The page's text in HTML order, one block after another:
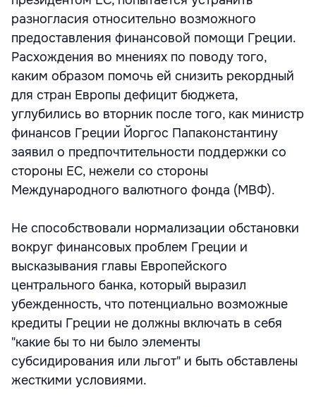
разногласия относительно возможного
предоставления финансовой помощи Греции.
Расхождения во мнениях по поводу того,
каким образом помочь ей снизить рекордный
для стран Европы дефицит бюджета,
углубились во вторник после того, как министр
финансов Греции Йоргос Папаконстантину
заявил о предпочтительности поддержки со
стороны ЕС, нежели со стороны
Международного валютного фонда (МВФ).
Не способствовали нормализации обстановки
вокруг финансовых проблем Греции и
высказывания главы Европейского
центрального банка, который выразил
убежденность, что потенциально возможные
кредиты Греции не должны включать в себя
"какие бы то ни было элементы
субсидирования или льгот" и быть обставлены
жесткими условиями.